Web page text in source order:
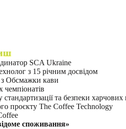
SCA Ukraine
з 15 річним досвідом
Обсмажки кави
чемпіонатів
та безпеки
проєкту The Coffee Technology
споживання»